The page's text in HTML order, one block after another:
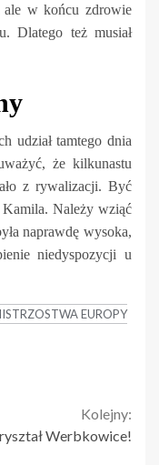
ale w końcu zdrowie
Dlatego też musiał
udział tamtego dnia
że kilkunastu
z rywalizacji. Być
Kamila. Należy wziąć
naprawdę wysoka,
niedyspozycji u
EUROPY
Kolejny:
Werbkowice!